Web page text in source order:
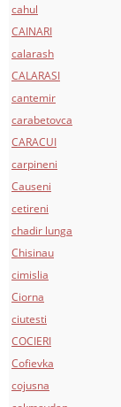
cahul
CAINARI
calarash
CALARASI
cantemir
carabetovca
CARACUI
carpineni
Causeni
cetireni
chadir lunga
Chisinau
cimislia
Ciorna
ciutesti
COCIERI
Cofievka
cojusna